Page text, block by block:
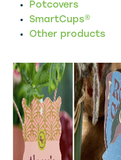
Potcovers
SmartCups®
Other products